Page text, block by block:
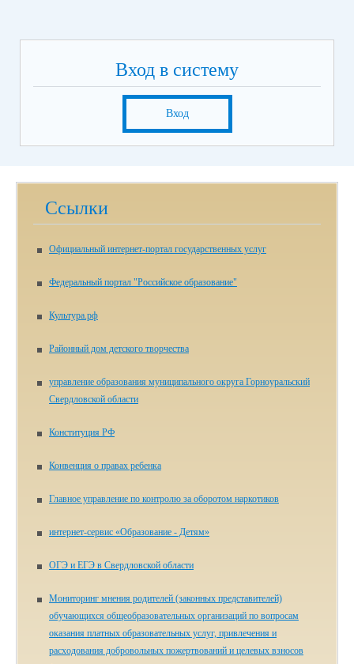
Вход в систему
Вход
Ссылки
Официальный интернет-портал государственных услуг
Федеральный портал "Российское образование"
Культура.рф
Районный дом детского творчества
управление образования муниципального округа Горноуральский
Свердловской области
Конституция РФ
Конвенция о правах ребенка
Главное управление по контролю за оборотом наркотиков
ин­тер­нет-сер­вис «Об­ра­зо­ва­ние - Де­тям»
ОГЭ и ЕГЭ в Свердловской области
Мониторинг мнения родителей (законных представителей)
обучающихся общеобразовательных организаций по вопросам
оказания платных образовательных услуг, привлечения и
расходования добровольных пожертвований и целевых взносов